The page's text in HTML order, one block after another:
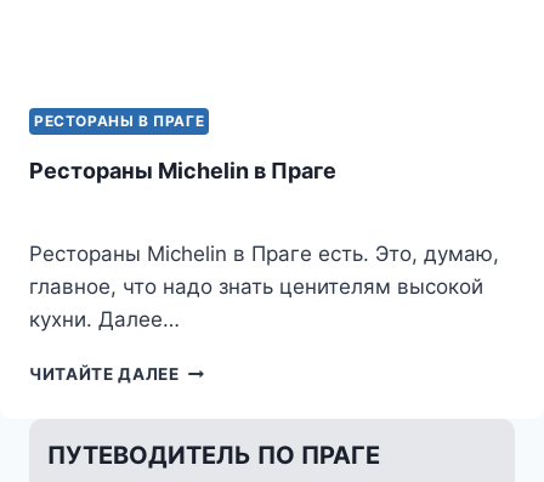
РЕСТОРАНЫ В ПРАГЕ
Рестораны Michelin в Праге
Рестораны Michelin в Праге есть. Это, думаю,
главное, что надо знать ценителям высокой
кухни. Далее…
ЧИТАЙТЕ ДАЛЕЕРЕСТОРАНЫ
В
ПРАГЕ
ПУТЕВОДИТЕЛЬ ПО ПРАГЕ